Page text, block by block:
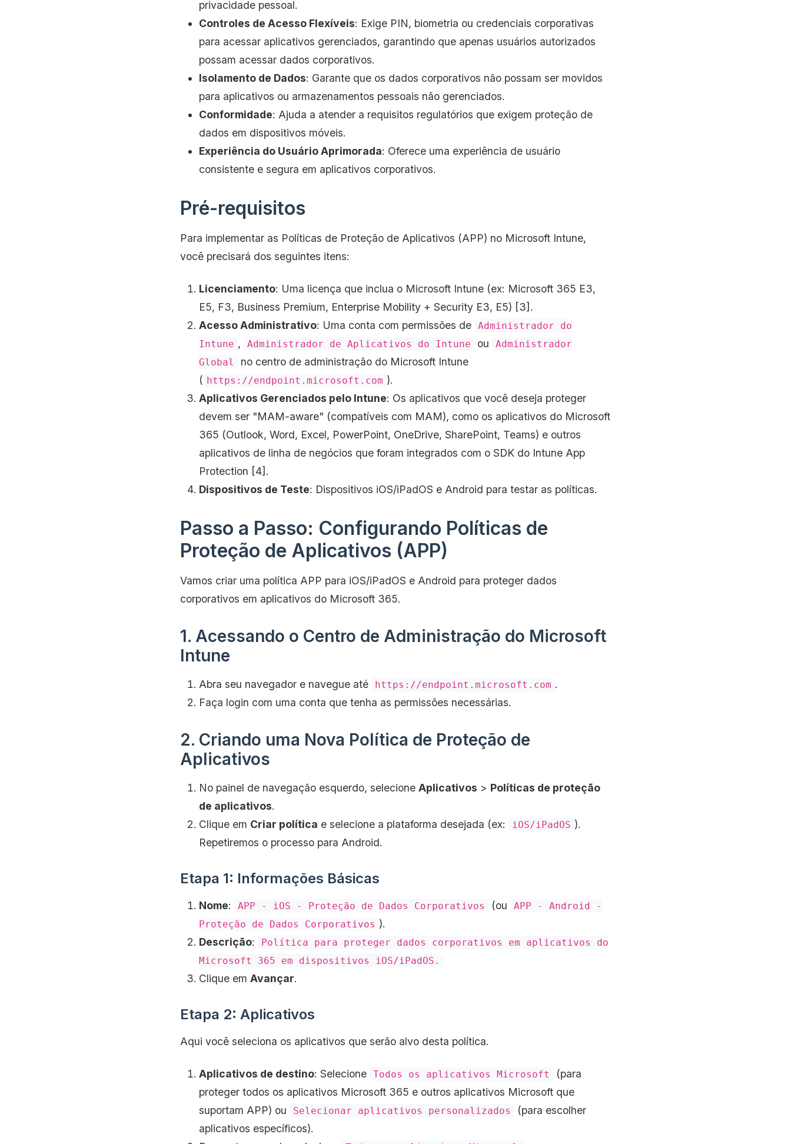
privacidade pessoal.
Controles de Acesso Flexíveis: Exige PIN, biometria ou credenciais corporativas
para acessar aplicativos gerenciados, garantindo que apenas usuários autorizados
possam acessar dados corporativos.
Isolamento de Dados: Garante que os dados corporativos não possam ser movidos
para aplicativos ou armazenamentos pessoais não gerenciados.
Conformidade: Ajuda a atender a requisitos regulatórios que exigem proteção de
dados em dispositivos móveis.
Experiência do Usuário Aprimorada: Oferece uma experiência de usuário
consistente e segura em aplicativos corporativos.
Pré-requisitos
Para implementar as Políticas de Proteção de Aplicativos (APP) no Microsoft Intune,
você precisará dos seguintes itens:
Licenciamento: Uma licença que inclua o Microsoft Intune (ex: Microsoft 365 E3,
E5, F3, Business Premium, Enterprise Mobility + Security E3, E5) [3].
Acesso Administrativo: Uma conta com permissões de Administrador do
Intune , Administrador de Aplicativos do Intune ou
Administrador
Global
no centro de administração do Microsoft Intune
( https://endpoint.microsoft.com ).
Aplicativos Gerenciados pelo Intune: Os aplicativos que você deseja proteger
devem ser "MAM-aware" (compatíveis com MAM), como os aplicativos do Microsoft
365 (Outlook, Word, Excel, PowerPoint, OneDrive, SharePoint, Teams) e outros
aplicativos de linha de negócios que foram integrados com o SDK do Intune App
Protection [4].
Dispositivos de Teste: Dispositivos iOS/iPadOS e Android para testar as políticas.
Passo a Passo: Configurando Políticas de
Proteção de Aplicativos (APP)
Vamos criar uma política APP para iOS/iPadOS e Android para proteger dados
corporativos em aplicativos do Microsoft 365.
1. Acessando o Centro de Administração do Microsoft
Intune
Abra seu navegador e navegue até https://endpoint.microsoft.com .
Faça login com uma conta que tenha as permissões necessárias.
2. Criando uma Nova Política de Proteção de
Aplicativos
No painel de navegação esquerdo, selecione Aplicativos > Políticas de proteção
de aplicativos.
Clique em Criar política e selecione a plataforma desejada (ex: iOS/iPadOS ).
Repetiremos o processo para Android.
Etapa 1: Informações Básicas
Nome: APP - iOS - Proteção de Dados Corporativos (ou
APP - Android -
Proteção de Dados Corporativos ).
Descrição:
Política para proteger dados corporativos em aplicativos do
Microsoft 365 em dispositivos iOS/iPadOS.
Clique em Avançar.
Etapa 2: Aplicativos
Aqui você seleciona os aplicativos que serão alvo desta política.
Aplicativos de destino: Selecione Todos os aplicativos Microsoft
(para
proteger todos os aplicativos Microsoft 365 e outros aplicativos Microsoft que
suportam APP) ou
Selecionar aplicativos personalizados
(para escolher
aplicativos específicos).